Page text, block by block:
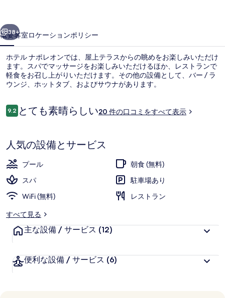
ン
の
写
真
ャ
リ
ー
38+
概要客室ロケーションポリシー
ホテル ナポレオンでは、屋上テラスからの眺めをお楽しみいただけ
ます。スパでマッサージをお楽しみいただけるほか、レストランで
軽食をお召し上がりいただけます。その他の設備として、バー / ラ
ウンジ、ホットタブ、およびサウナがあります。
口
コ
9.210段階中9.2
とても素晴らしい20 件の口コミをすべて表示
人気の設備とサービス
プール
朝食 (無料)
スパ
駐車場あり
WiFi (無料)
レストラン
すべて見る
主な設備 / サービス (12)
便利な設備 / サービス (6)